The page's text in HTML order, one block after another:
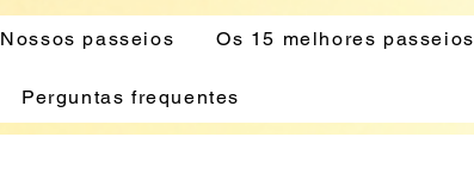
Nossos passeios Os 15 melhores passeios
Perguntas frequentes